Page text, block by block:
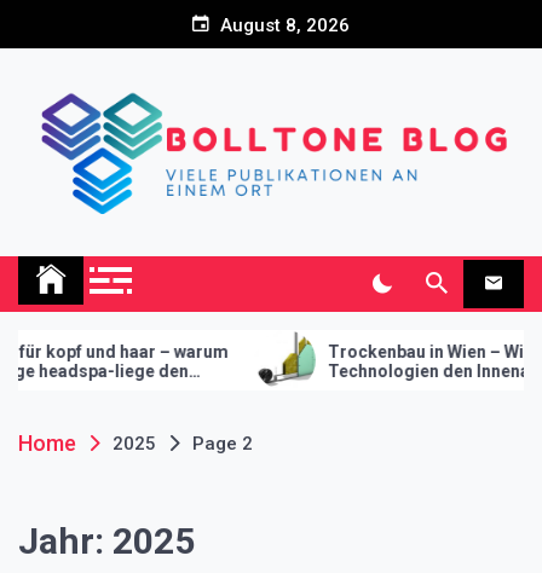
August 8, 2026
Bolltone Blog
haar – warum
liege den
Trockenbau in Wien – Wie moderne
Technologien den Innenausbau
revolutionieren
Home 2025 Page 2
Jahr: 2025